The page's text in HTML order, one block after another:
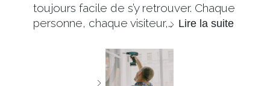
toujours facile de s’y retrouver. Chaque
personne, chaque visiteur,… Lire la suite